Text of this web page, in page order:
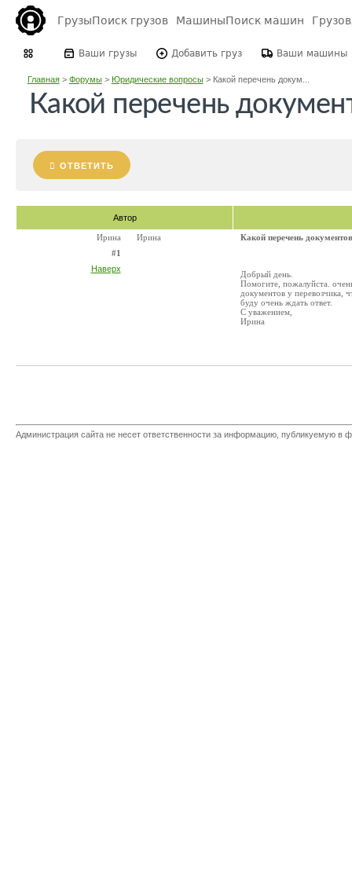
ГрузыПоиск грузов МашиныПоиск машин
Ваши грузы Добавить груз Ваши машины
Главная> Форумы> Юридические вопросы> Какой перечень докум...
Какой перечень
ОТВЕТИТЬ
Автор
Ирина
#1
Наверх
Ирина Какой перечень
Добрый день.
Помогите, пожалуйста.
документов у перевозчика,
буду очень ждать ответ.
С уважением,
Ирина
Администрация сайта не несет ответственности за информацию, публикуемую